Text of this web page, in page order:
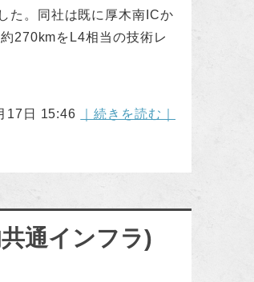
た。同社は既に厚木南ICか
270kmをL4相当の技術レ
17日 15:46 ｜続きを読む｜
通インフラ)